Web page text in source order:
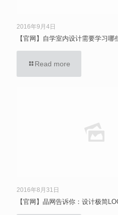
2016年9月4日
【官网】自学室内设计需要学习哪
Read more
2016年8月31日
【官网】晶网告诉你：设计极简